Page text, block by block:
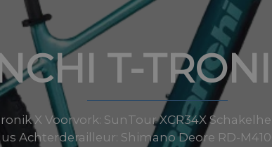
T-
X Voorvork: SunTour XCR34X
Achterderailleur: Shimano Deore RD-